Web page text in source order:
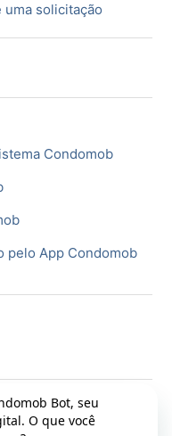
uma solicitação
Condomob
pelo App Condomob